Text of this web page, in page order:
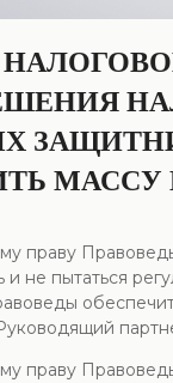
МАССУ
праву
и не пытаться
праву